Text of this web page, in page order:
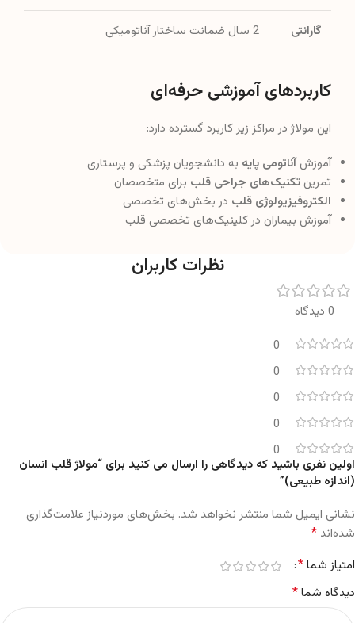
گارانتی 2 سال ضمانت ساختار آناتومیکی
کاربردهای آموزشی حرفه‌ای
این مولاژ در مراکز زیر کاربرد گسترده دارد:
آموزشآناتومی پایه به دانشجویان پزشکی و پرستاری
تمرینتکنیک‌های جراحی قلب برای متخصصان
الکتروفیزیولوژی قلب در بخش‌های تخصصی
آموزش بیماران در کلینیک‌های تخصصی قلب
نظرات کاربران
0 دیدگاه
0
0
0
0
0
اولین نفری باشید که دیدگاهی را ارسال می کنید برای “مولاژ قلب انسان
(اندازه طبیعی)”
نشانی ایمیل شما منتشر نخواهد شد. بخش‌های موردنیاز علامت‌گذاری
شده‌اند *
امتیاز شما*
دیدگاه شما*